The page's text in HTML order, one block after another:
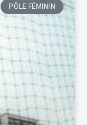
PÔLE FÉMININ